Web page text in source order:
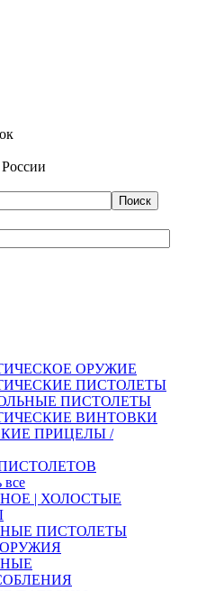
ОРУЖИЕ
ПИСТОЛЕТЫ
ПИСТОЛЕТЫ
ВИНТОВКИ
ПРИЦЕЛЫ /
все
| ХОЛОСТЫЕ
ПИСТОЛЕТЫ